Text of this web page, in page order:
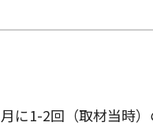
に1-2回（取材当時